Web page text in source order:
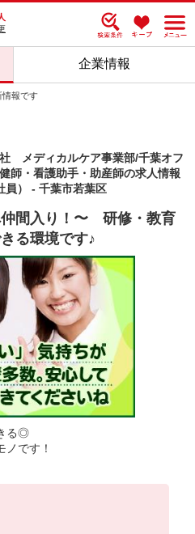
企業情報
報です
メディカルケア事業部/千葉オフ
師・看護助手・助産師の求人情報
員） - 千葉市若葉区
間入り！〜 研修・教育
る環境です♪
る◎
ノです！